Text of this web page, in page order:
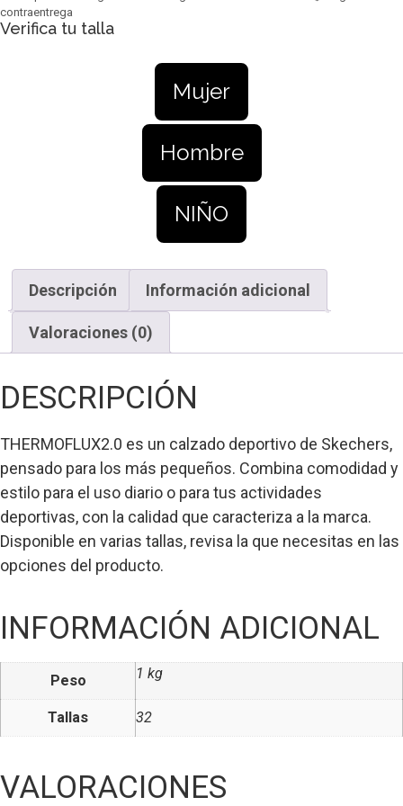
contraentrega
Verifica tu talla
Mujer
Hombre
NIÑO
Descripción Información adicional
Valoraciones (0)
DESCRIPCIÓN
THERMOFLUX2.0 es un calzado deportivo de Skechers,
pensado para los más pequeños. Combina comodidad y
estilo para el uso diario o para tus actividades
deportivas, con la calidad que caracteriza a la marca.
Disponible en varias tallas, revisa la que necesitas en las
opciones del producto.
INFORMACIÓN ADICIONAL
Peso 1 kg
Tallas 32
VALORACIONES